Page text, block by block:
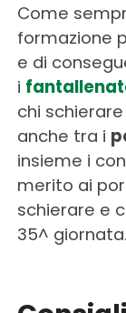
Come
formazione
e di
i
chi
anche tra i
insieme i
merito ai
schierare e
35^ giornata.